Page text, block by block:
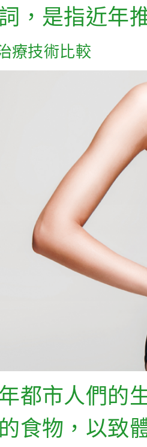
，是指近年
療技術比較
都市人們的
食物，以致